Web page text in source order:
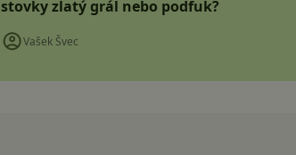
stovky zlatý grál nebo podfuk?
Vašek Švec